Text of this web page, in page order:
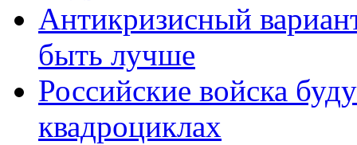
Антикризисный
быть лучше
Российские войска
квадроциклах